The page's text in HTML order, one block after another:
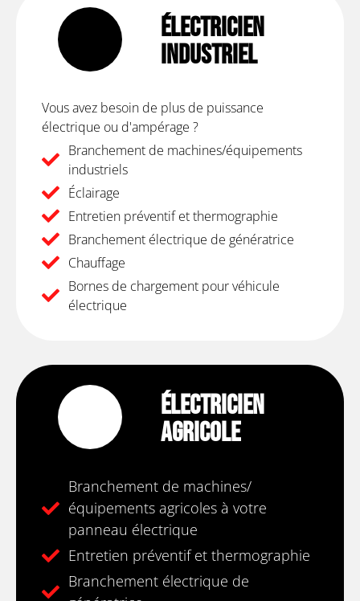
Électricien
Industriel
Vous avez besoin de plus de puissance
électrique ou d'ampérage ?
Branchement de machines/équipements
industriels
Éclairage
Entretien préventif et thermographie
Branchement électrique de génératrice
Chauffage
Bornes de chargement pour véhicule
électrique
Électricien
Agricole
Branchement de machines/
équipements agricoles à votre
panneau électrique
Entretien préventif et thermographie
Branchement électrique de